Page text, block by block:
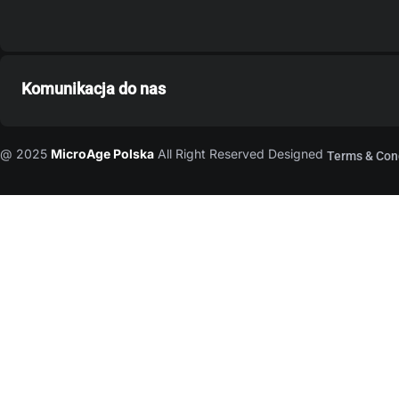
Komunikacja do nas
@ 2025 MicroAge Polska All Right Reserved Designed Terms &